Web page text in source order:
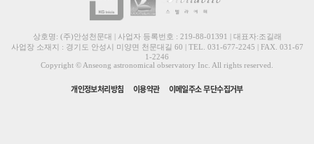
상호명: (주)안성천문대 | 사업자 등록번호 : 219-88-01391 | 대표자:조길래
사업장 소재지 : 경기도 안성시 미양면 천문대길 60 | TEL. 031-677-2245 | FAX. 031-67
1-2246
Copyright © Anseong astronomical observatory Inc. All rights reserved.
개인정보처리방침 이용약관 이메일주소 무단수집거부